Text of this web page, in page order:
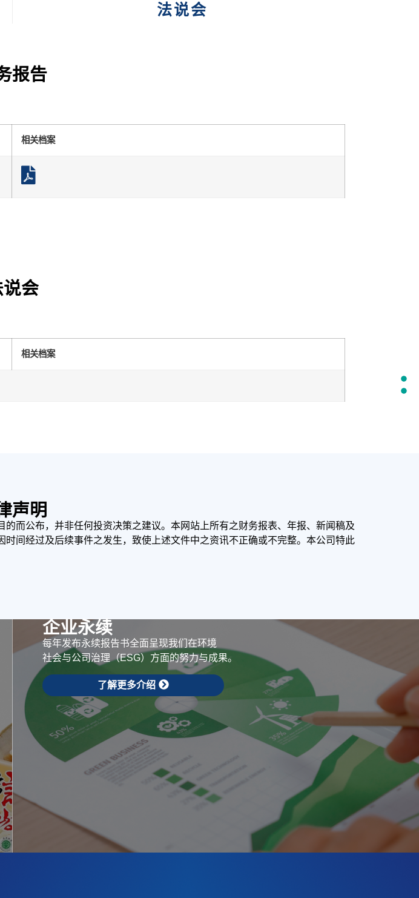
法说会
报告​
相关档案
说会
相关档案
声明
的而公布，并非任何投资决策之建议。本网站上所有之财务报表、年报、新闻稿及
间经过及后续事件之发生，致使上述文件中之资讯不正确或不完整。本公司特此
企业永续
每年发布永续报告书全面呈现我们在环境
社会与公司治理（ESG）方面的努力与成果。
了解更多介绍